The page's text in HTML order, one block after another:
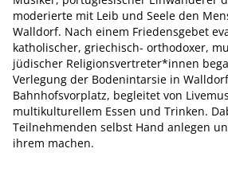
moderierte mit Leib und Seele den
Walldorf. Nach einem Friedensgebet
katholischer, griechisch- orthodoxer,
jüdischer Religionsvertreter*innen
Verlegung der Bodenintarsie in
Bahnhofsvorplatz, begleitet von
multikulturellem Essen und Trinken.
Teilnehmenden selbst Hand anlegen
ihrem machen.